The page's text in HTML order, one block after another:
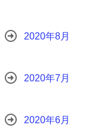
2020年8月
2020年7月
2020年6月